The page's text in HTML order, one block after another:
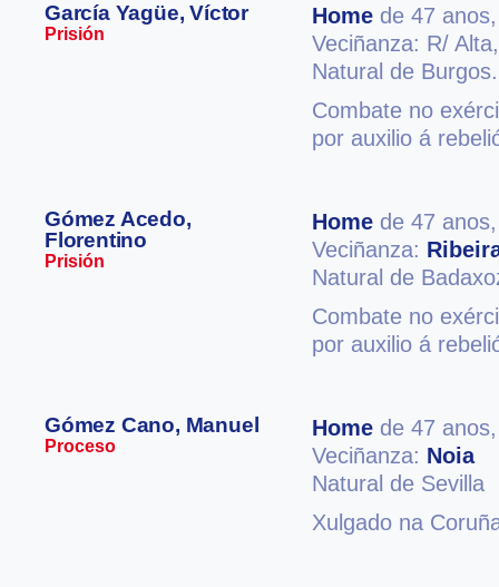
García Yagüe, Víctor
Prisión
Home de 47
Veciñanza: R/
Natural de
Combate no
por auxilio á
Gómez Acedo,
Florentino
Prisión
Home de 47
Veciñanza:
Natural de
Combate no
por auxilio á
Gómez Cano, Manuel
Proceso
Home de 47
Veciñanza: Noia
Natural de Sevilla
Xulgado na